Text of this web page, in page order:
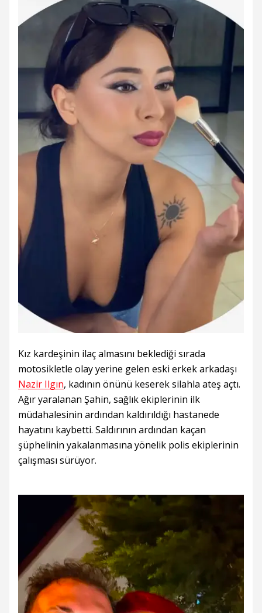
Kız kardeşinin ilaç almasını beklediği sırada
motosikletle olay yerine gelen eski erkek arkadaşı
Nazir Ilgın, kadının önünü keserek silahla ateş açtı.
Ağır yaralanan Şahin, sağlık ekiplerinin ilk
müdahalesinin ardından kaldırıldığı hastanede
hayatını kaybetti. Saldırının ardından kaçan
şüphelinin yakalanmasına yönelik polis ekiplerinin
çalışması sürüyor.